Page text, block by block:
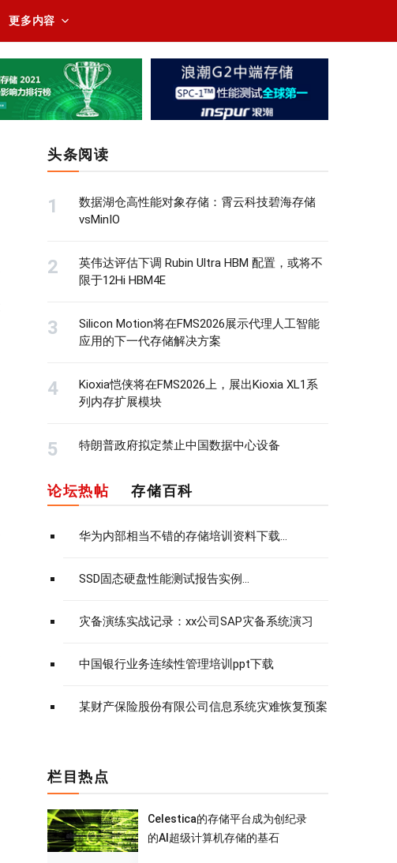
更多内容
头条阅读
数据湖仓高性能对象存储：霄云科技碧海存储
vsMinIO
英伟达评估下调 Rubin Ultra HBM 配置，或将不
限于12Hi HBM4E
Silicon Motion将在FMS2026展示代理人工智能
应用的下一代存储解决方案
Kioxia恺侠将在FMS2026上，展出Kioxia XL1系
列内存扩展模块
特朗普政府拟定禁止中国数据中心设备
论坛热帖 存储百科
华为内部相当不错的存储培训资料下载...
SSD固态硬盘性能测试报告实例...
灾备演练实战记录：xx公司SAP灾备系统演习
中国银行业务连续性管理培训ppt下载
某财产保险股份有限公司信息系统灾难恢复预案
栏目热点
Celestica的存储平台成为创纪录
的AI超级计算机存储的基石